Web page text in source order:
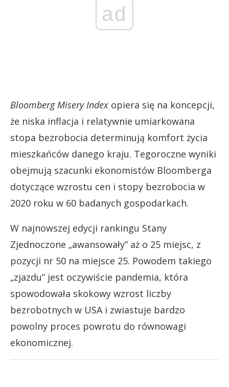
ad
Bloomberg Misery Index opiera się na koncepcji,
że niska inflacja i relatywnie umiarkowana
stopa bezrobocia determinują komfort życia
mieszkańców danego kraju. Tegoroczne wyniki
obejmują szacunki ekonomistów Bloomberga
dotyczące wzrostu cen i stopy bezrobocia w
2020 roku w 60 badanych gospodarkach.
W najnowszej edycji rankingu Stany
Zjednoczone „awansowały” aż o 25 miejsc, z
pozycji nr 50 na miejsce 25. Powodem takiego
„zjazdu” jest oczywiście pandemia, która
spowodowała skokowy wzrost liczby
bezrobotnych w USA i zwiastuje bardzo
powolny proces powrotu do równowagi
ekonomicznej.